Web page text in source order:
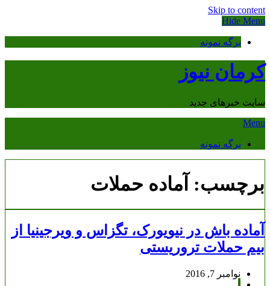
Skip to content
Hide Menu
برگه نمونه
کرمان نیوز
سایت خبرهای جدید
Menu
برگه نمونه
برچسب: آماده حملات
آماده باش در نیویورک، تگزاس و ویرجینیا از
بیم حملات تروریستی
نوامبر 7, 2016